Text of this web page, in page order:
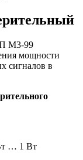
М3-99
мощности
сигналов в
… 1 Вт